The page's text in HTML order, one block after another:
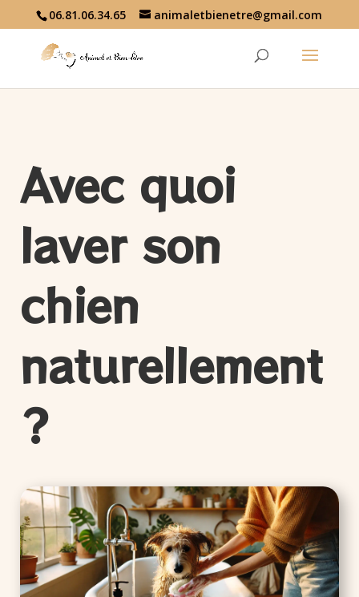
06.81.06.34.65 animaletbienetre@gmail.com
Avec quoi
laver son
chien
naturellement
?